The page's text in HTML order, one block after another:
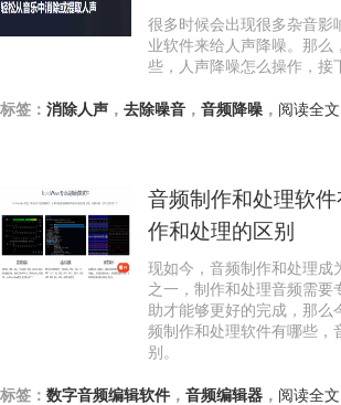
很多时候会出现很多杂音影
业软件来给人声降噪。那么
些，人声降噪怎么操作，接
标签： 消除人声 ， 去除噪音 ， 音频降噪 ， 阅读全文
音频制作和处理软件
作和处理的区别
现如今，音频制作和处理成
之一，制作和处理音频需要
助才能够更好的完成，那么
频制作和处理软件有哪些，
别。
标签： 数字音频编辑软件， 音频编辑器 ， 阅读全文